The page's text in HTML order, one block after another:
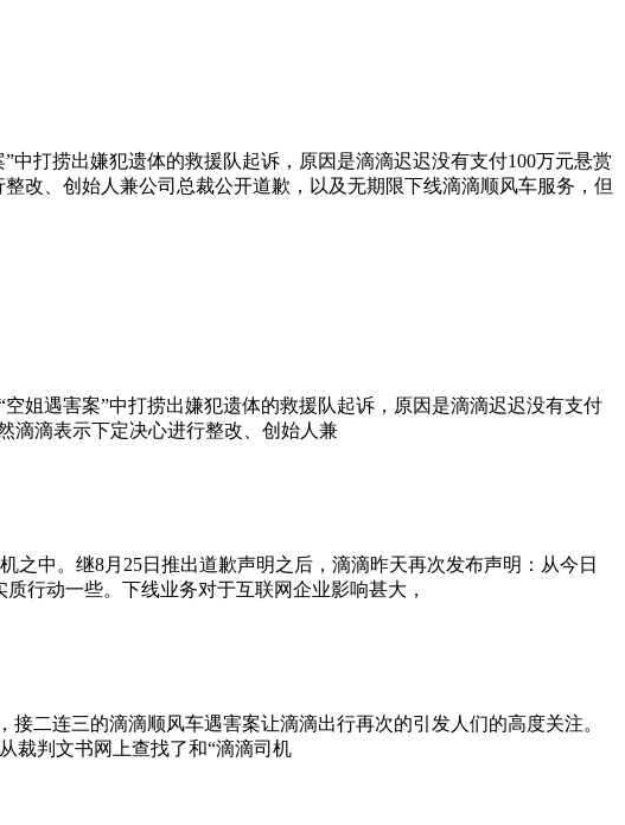
打捞出嫌犯遗体的救援队起诉，原因是滴滴迟迟没有支付100万元悬赏
改、创始人兼公司总裁公开道歉，以及无期限下线滴滴顺风车服务，但
姐遇害案”中打捞出嫌犯遗体的救援队起诉，原因是滴滴迟迟没有支付
滴滴表示下定决心进行整改、创始人兼
之中。继8月25日推出道歉声明之后，滴滴昨天再次发布声明：从今日
行动一些。下线业务对于互联网企业影响甚大，
二连三的滴滴顺风车遇害案让滴滴出行再次的引发人们的高度关注。
裁判文书网上查找了和“滴滴司机